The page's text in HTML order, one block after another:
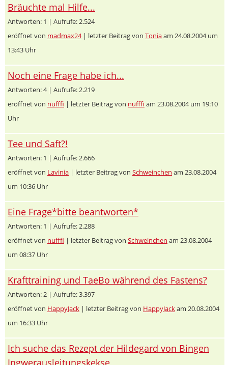
Bräuchte mal Hilfe...
Antworten: 1 | Aufrufe: 2.524
eröffnet von madmax24| letzter Beitrag von Toniaam 24.08.2004 um
13:43 Uhr
Noch eine Frage habe ich...
Antworten: 4 | Aufrufe: 2.219
eröffnet von nufffi | letzter Beitrag von nufffi am 23.08.2004 um 19:10
Uhr
Tee und Saft?!
Antworten: 1 | Aufrufe: 2.666
eröffnet von Lavinia | letzter Beitrag von Schweinchen am 23.08.2004
um 10:36 Uhr
Eine Frage*bitte beantworten*
Antworten: 1 | Aufrufe: 2.288
eröffnet von nufffi | letzter Beitrag von Schweinchen am 23.08.2004
um 08:37 Uhr
Krafttraining und TaeBo während des Fastens?
Antworten: 2 | Aufrufe: 3.397
eröffnet von HappyJack | letzter Beitrag von HappyJackam 20.08.2004
um 16:33 Uhr
Ich suche das Rezept der Hildegard von Bingen
Ingwerausleitungskekse